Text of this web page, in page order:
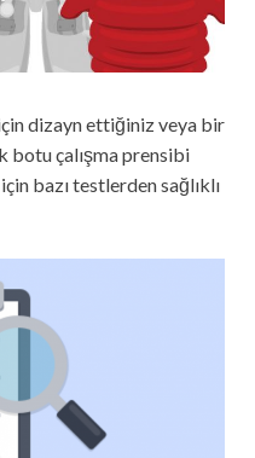
dizayn ettiğiniz veya bir
botu çalışma prensibi
bazı testlerden sağlıklı